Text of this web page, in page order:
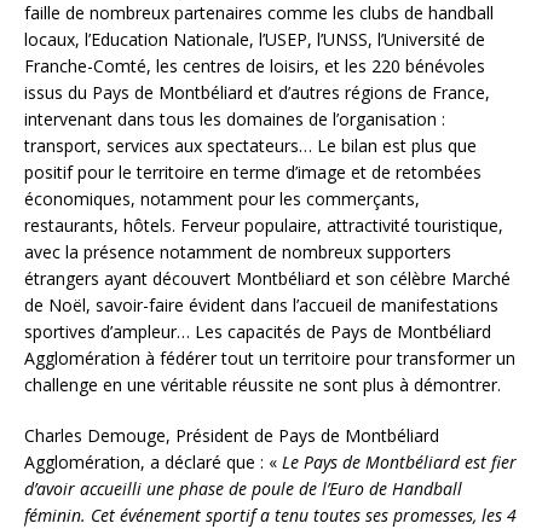
faille de nombreux partenaires comme les clubs de handball
locaux, l’Education Nationale, l’USEP, l’UNSS, l’Université de
Franche-Comté, les centres de loisirs, et les 220 bénévoles
issus du Pays de Montbéliard et d’autres régions de France,
intervenant dans tous les domaines de l’organisation :
transport, services aux spectateurs… Le bilan est plus que
positif pour le territoire en terme d’image et de retombées
économiques, notamment pour les commerçants,
restaurants, hôtels. Ferveur populaire, attractivité touristique,
avec la présence notamment de nombreux supporters
étrangers ayant découvert Montbéliard et son célèbre Marché
de Noël, savoir-faire évident dans l’accueil de manifestations
sportives d’ampleur… Les capacités de Pays de Montbéliard
Agglomération à fédérer tout un territoire pour transformer un
challenge en une véritable réussite ne sont plus à démontrer.
Charles Demouge, Président de Pays de Montbéliard
Agglomération, a déclaré que : « Le Pays de Montbéliard est fier
d’avoir accueilli une phase de poule de l’Euro de Handball
féminin. Cet événement sportif a tenu toutes ses promesses, les 4